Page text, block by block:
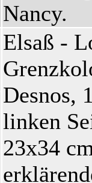
Nancy.
Elsaß -
Desnos,
linken
23x34